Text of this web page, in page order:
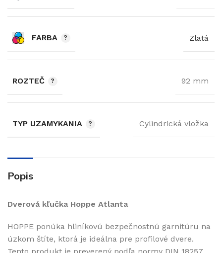
FARBA Zlatá
ROZTEČ 92 mm
TYP UZAMYKANIA Cylindrická vložka
Popis
Dverová kľučka Hoppe Atlanta
HOPPE ponúka hliníkovú bezpečnostnú garnitúru na
úzkom štíte, ktorá je ideálna pre profilové dvere.